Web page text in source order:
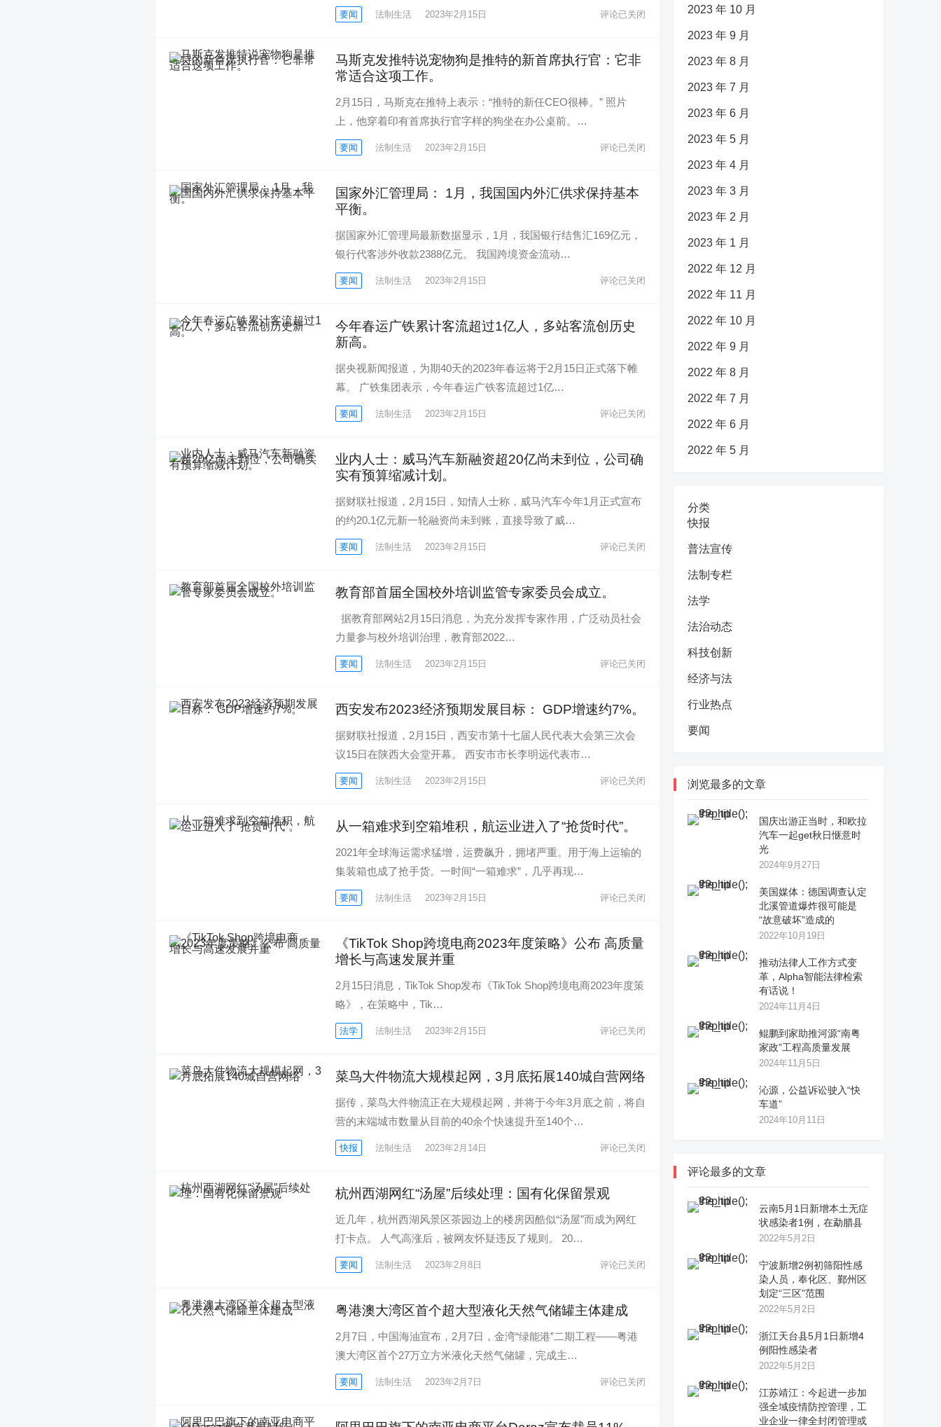
要闻 法制生活 2023年2月15日 评论已关闭
马斯克发推特说宠物狗是推特的新首席执行官：它非
常适合这项工作。
2月15日，马斯克在推特上表示：“推特的新任CEO很棒。” 照片
上，他穿着印有首席执行官字样的狗坐在办公桌前。…
要闻 法制生活 2023年2月15日 评论已关闭
国家外汇管理局： 1月，我国国内外汇供求保持基本
平衡。
据国家外汇管理局最新数据显示，1月，我国银行结售汇169亿元，
银行代客涉外收款2388亿元。 我国跨境资金流动…
要闻 法制生活 2023年2月15日 评论已关闭
今年春运广铁累计客流超过1亿人，多站客流创历史
新高。
据央视新闻报道，为期40天的2023年春运将于2月15日正式落下帷
幕。 广铁集团表示，今年春运广铁客流超过1亿…
要闻 法制生活 2023年2月15日 评论已关闭
业内人士：威马汽车新融资超20亿尚未到位，公司确
实有预算缩减计划。
据财联社报道，2月15日，知情人士称，威马汽车今年1月正式宣布
的约20.1亿元新一轮融资尚未到账，直接导致了威…
要闻 法制生活 2023年2月15日 评论已关闭
教育部首届全国校外培训监管专家委员会成立。
据教育部网站2月15日消息，为充分发挥专家作用，广泛动员社会
力量参与校外培训治理，教育部2022…
要闻 法制生活 2023年2月15日 评论已关闭
西安发布2023经济预期发展目标： GDP增速约7%。
据财联社报道，2月15日，西安市第十七届人民代表大会第三次会
议15日在陕西大会堂开幕。 西安市市长李明远代表市…
要闻 法制生活 2023年2月15日 评论已关闭
从一箱难求到空箱堆积，航运业进入了“抢货时代”。
2021年全球海运需求猛增，运费飙升，拥堵严重。用于海上运输的
集装箱也成了抢手货。一时间“一箱难求”，几乎再现…
要闻 法制生活 2023年2月15日 评论已关闭
《TikTok Shop跨境电商2023年度策略》公布 高质量
增长与高速发展并重
2月15日消息，TikTok Shop发布《TikTok Shop跨境电商2023年度策
略》，在策略中，Tik…
法学 法制生活 2023年2月15日 评论已关闭
菜鸟大件物流大规模起网，3月底拓展140城自营网络
据传，菜鸟大件物流正在大规模起网，并将于今年3月底之前，将自
营的末端城市数量从目前的40余个快速提升至140个…
快报 法制生活 2023年2月14日 评论已关闭
杭州西湖网红“汤屋”后续处理：国有化保留景观
近几年，杭州西湖风景区茶园边上的楼房因酷似“汤屋”而成为网红
打卡点。 人气高涨后，被网友怀疑违反了规则。 20…
要闻 法制生活 2023年2月8日 评论已关闭
粤港澳大湾区首个超大型液化天然气储罐主体建成
2月7日，中国海油宣布，2月7日，金湾“绿能港”二期工程——粤港
澳大湾区首个27万立方米液化天然气储罐，完成主…
要闻 法制生活 2023年2月7日 评论已关闭
2023 年 10 月
2023 年 9 月
2023 年 8 月
2023 年 7 月
2023 年 6 月
2023 年 5 月
2023 年 4 月
2023 年 3 月
2023 年 2 月
2023 年 1 月
2022 年 12 月
2022 年 11 月
2022 年 10 月
2022 年 9 月
2022 年 8 月
2022 年 7 月
2022 年 6 月
2022 年 5 月
分类
快报
普法宣传
法制专栏
法学
法治动态
科技创新
经济与法
行业热点
要闻
浏览最多的文章
国庆出游正当时，和欧拉
汽车一起get秋日惬意时
光
2024年9月27日
美国媒体：德国调查认定
北溪管道爆炸很可能是
“故意破坏”造成的
2022年10月19日
推动法律人工作方式变
革，Alpha智能法律检索
有话说！
2024年11月4日
鲲鹏到家助推河源“南粤
家政”工程高质量发展
2024年11月5日
沁源，公益诉讼驶入“快
车道”
2024年10月11日
评论最多的文章
云南5月1日新增本土无症
状感染者1例，在勐腊县
2022年5月2日
宁波新增2例初筛阳性感
染人员，奉化区、鄞州区
划定“三区”范围
2022年5月2日
浙江天台县5月1日新增4
例阳性感染者
2022年5月2日
江苏靖江：今起进一步加
强全域疫情防控管理，工
业企业一律全封闭管理或